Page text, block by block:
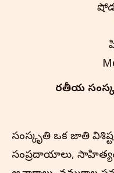
భారతీయ
సంస్కృతి ఒక జాతి
సంప్రదాయాలు,